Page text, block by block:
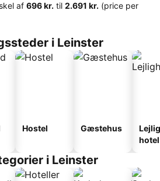
af ‎696 kr. til ‎2.691 kr. (price per
i Leinster
Hostel Gæstehus
hotel
i Leinster